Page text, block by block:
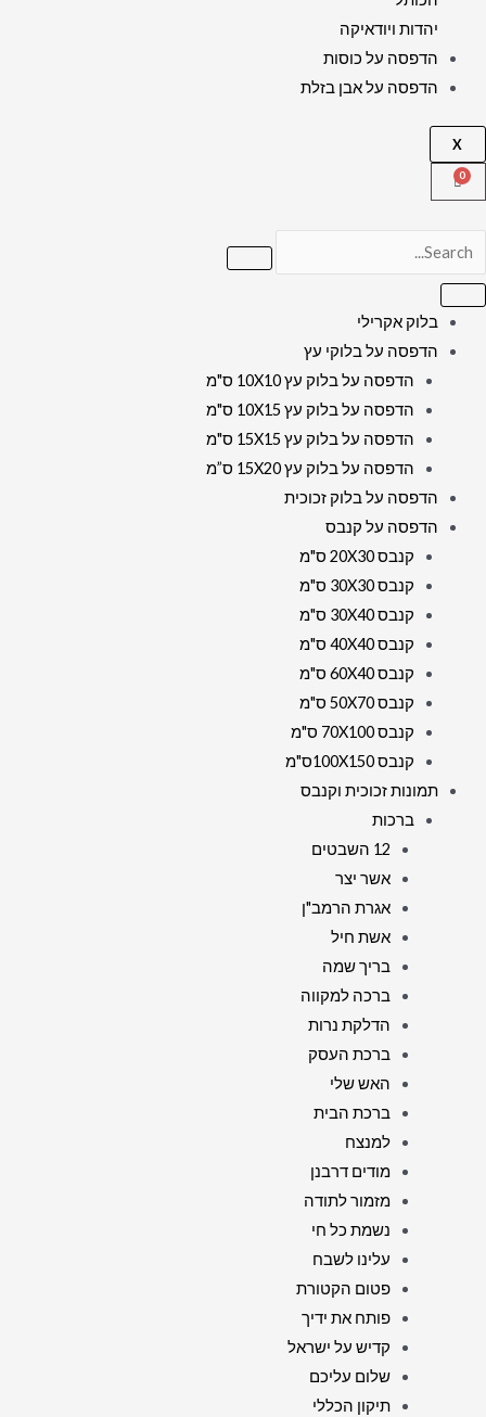
יהדות ויודאיקה
הדפסה על כוסות
הדפסה על אבן בזלת
X
בלוק אקרילי
הדפסה על בלוקי עץ
הדפסה על בלוק עץ 10X10 ס"מ
הדפסה על בלוק עץ 10X15 ס"מ
הדפסה על בלוק עץ 15X15 ס"מ
הדפסה על בלוק עץ 15X20 ס”מ
הדפסה על בלוק זכוכית
הדפסה על קנבס
קנבס 20X30 ס"מ
קנבס 30X30 ס"מ
קנבס 30X40 ס"מ
קנבס 40X40 ס"מ
קנבס 60X40 ס"מ
קנבס 50X70 ס"מ
קנבס 70X100 ס"מ
קנבס 100X150ס"מ
תמונות זכוכית וקנבס
ברכות
12 השבטים
אשר יצר
אגרת הרמב"ן
אשת חיל
בריך שמה
ברכה למקווה
הדלקת נרות
ברכת העסק
האש שלי
ברכת הבית
למנצח
מודים דרבנן
מזמור לתודה
נשמת כל חי
עלינו לשבח
פטום הקטורת
פותח את ידיך
קדיש על ישראל
שלום עליכם
תיקון הכללי